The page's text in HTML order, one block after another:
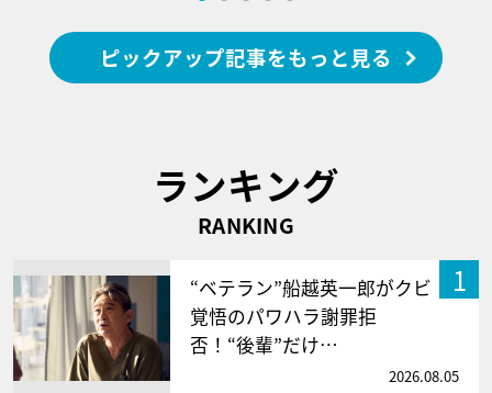
ピックアップ記事をもっと見る
ランキング
RANKING
1
“ベテラン”船越英一郎がクビ
覚悟のパワハラ謝罪拒
否！“後輩”だけ…
2026.08.05